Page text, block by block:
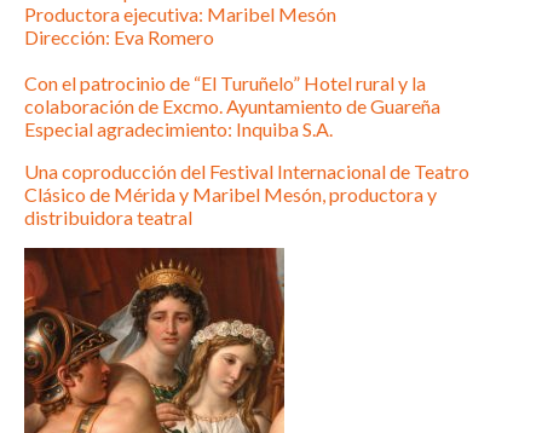
Productora ejecutiva: Maribel Mesón
Dirección: Eva Romero
Con el patrocinio de “El Turuñelo” Hotel rural y la
colaboración de Excmo. Ayuntamiento de Guareña
Especial agradecimiento: Inquiba S.A.
Una coproducción del Festival Internacional de Teatro
Clásico de Mérida y Maribel Mesón, productora y
distribuidora teatral